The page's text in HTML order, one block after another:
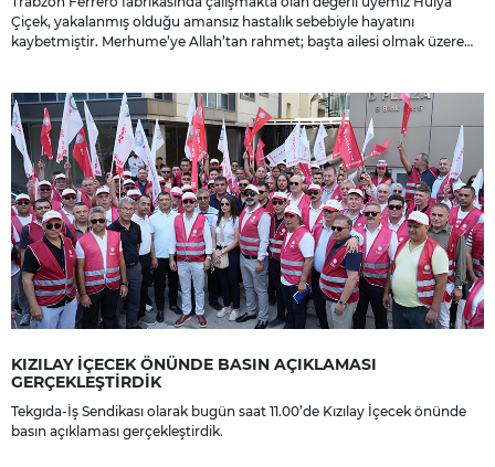
Çiçek, yakalanmış olduğu amansız hastalık sebebiyle hayatını
kaybetmiştir. Merhume’ye Allah’tan rahmet; başta ailesi olmak üzere
KIZILAY İÇECEK ÖNÜNDE BASIN AÇIKLAMASI
GERÇEKLEŞTİRDİK
Tekgıda-İş Sendikası olarak bugün saat 11.00’de Kızılay İçecek önünde
basın açıklaması gerçekleştirdik.